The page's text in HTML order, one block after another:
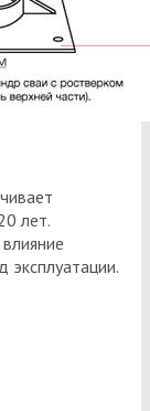
лет.